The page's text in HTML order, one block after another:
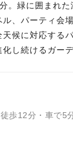
。緑に囲まれ
、パーティ会
候に対応する
し続けるガー
徒歩12分・車で